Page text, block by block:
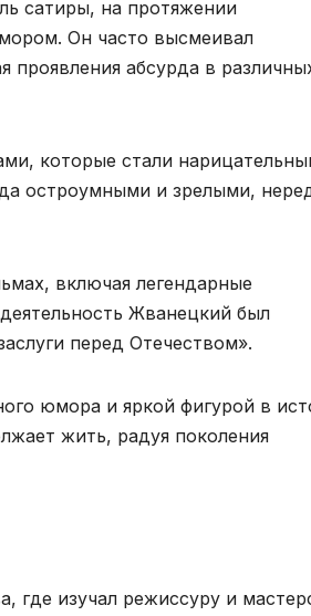
сатиры, на протяжении
Он часто высмеивал
проявления абсурда в
которые стали
остроумными и зрелыми,
включая легендарные
Жванецкий был
перед Отечеством».
юмора и яркой фигурой в
жить, радуя поколения
где изучал режиссуру и